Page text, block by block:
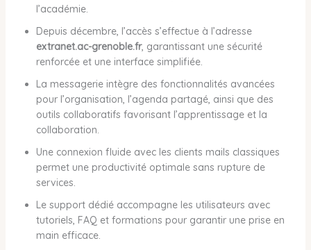
l’académie.
Depuis décembre, l’accès s’effectue à l’adresse
extranet.ac-grenoble.fr, garantissant une sécurité
renforcée et une interface simplifiée.
La messagerie intègre des fonctionnalités avancées
pour l’organisation, l’agenda partagé, ainsi que des
outils collaboratifs favorisant l’apprentissage et la
collaboration.
Une connexion fluide avec les clients mails classiques
permet une productivité optimale sans rupture de
services.
Le support dédié accompagne les utilisateurs avec
tutoriels, FAQ et formations pour garantir une prise en
main efficace.